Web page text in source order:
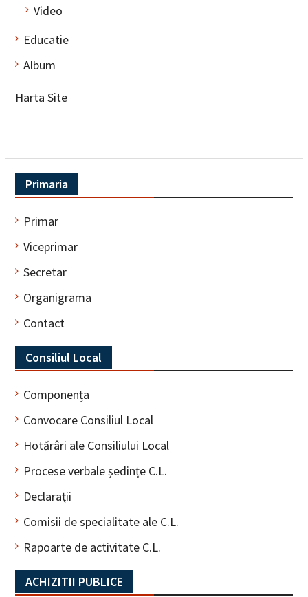
Video
Educatie
Album
Harta Site
Primaria
Primar
Viceprimar
Secretar
Organigrama
Contact
Consiliul Local
Componența
Convocare Consiliul Local
Hotărâri ale Consiliului Local
Procese verbale ședințe C.L.
Declarații
Comisii de specialitate ale C.L.
Rapoarte de activitate C.L.
ACHIZITII PUBLICE